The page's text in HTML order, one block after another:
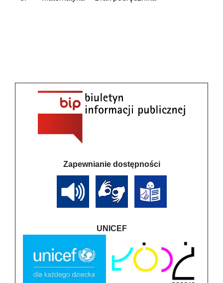
Zapewnianie dostępności
UNICEF